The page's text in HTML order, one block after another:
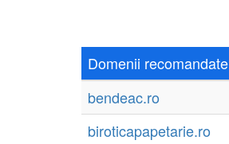
Domenii recomandate
bendeac.ro
biroticapapetarie.ro